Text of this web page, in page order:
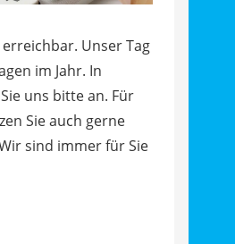
Unser Tag
im Jahr. In
uns bitte an. Für
Sie auch gerne
sind immer für Sie